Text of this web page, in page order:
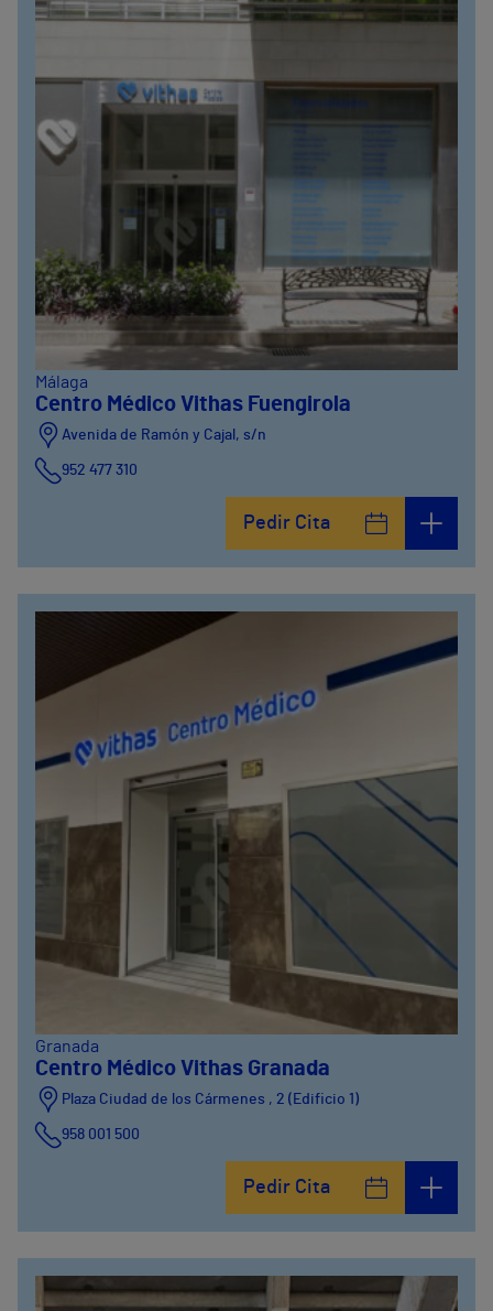
Málaga
Centro Médico Vithas Fuengirola
Avenida de Ramón y Cajal, s/n
952 477 310
Pedir Cita
Granada
Centro Médico Vithas Granada
Plaza Ciudad de los Cármenes , 2 (Edificio 1)
958 001 500
Pedir Cita